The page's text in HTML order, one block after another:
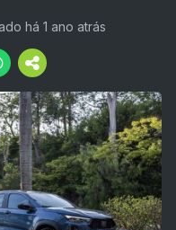
há 1 ano atrás